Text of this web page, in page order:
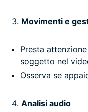
Movimenti e
Presta
soggetto nel
Osserva se
Analisi audio